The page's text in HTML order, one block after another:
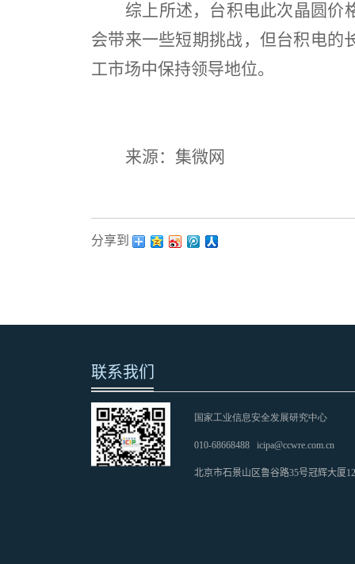
综上所述，台积电此次晶圆价
会带来一些短期挑战，但台积电的
工市场中保持领导地位。
来源：集微网
分享到：
联系我们
国家工业信息安全发展研究中心
010-68668488 icipa@ccwre.com.cn
北京市石景山区鲁谷路35号冠辉大厦